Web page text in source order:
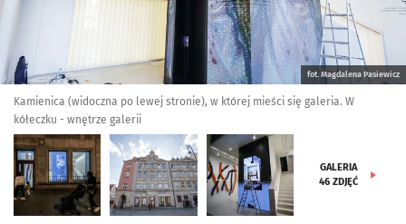
fot. Magdalena Pasiewicz
Kamienica (widoczna po lewej stronie), w której mieści się galeria. W
kółeczku - wnętrze galerii
GALERIA
46 ZDJĘĆ